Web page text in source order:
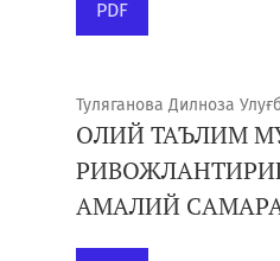
PDF
Туляганова Дилноза
ОЛИЙ ТАЪЛИМ
АМАЛИЙ